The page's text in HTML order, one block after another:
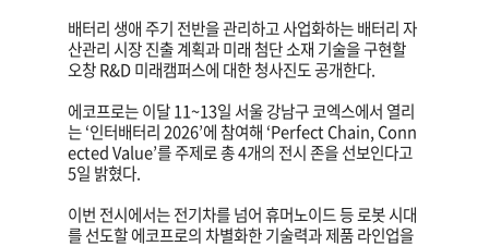
배터리 생애 주기 전반을 관리하고 사업화하는 배터리 자
산관리 시장 진출 계획과 미래 첨단 소재 기술을 구현할
오창 R&D 미래캠퍼스에 대한 청사진도 공개한다.
에코프로는 이달 11~13일 서울 강남구 코엑스에서 열리
는 ‘인터배터리 2026’에 참여해 ‘Perfect Chain, Conn
ected Value’를 주제로 총 4개의 전시 존을 선보인다고
5일 밝혔다.
이번 전시에서는 전기차를 넘어 휴머노이드 등 로봇 시대
를 선도할 에코프로의 차별화한 기술력과 제품 라인업을